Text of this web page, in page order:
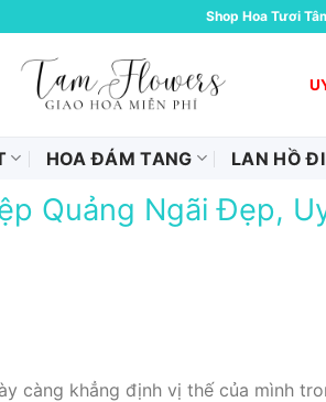
Shop Hoa Tươi
HOA ĐÁM TANG LAN HỒ
Quảng Ngãi Đẹp,
càng khẳng định vị thế của mình